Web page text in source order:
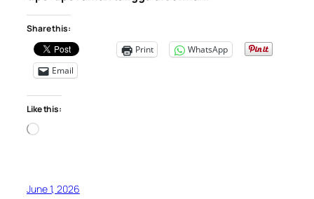
Share this:
Print
WhatsApp
Email
Like this:
Loading…
June 1, 2026